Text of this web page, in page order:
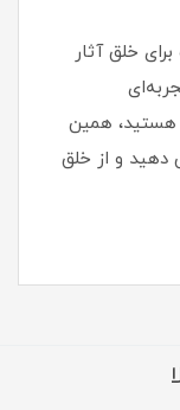
خلق آثار
همین
دهید و از خلق